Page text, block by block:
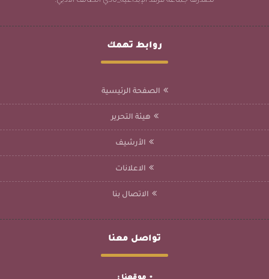
روابط تهمك
الصفحة الرئيسية
هيئة التحرير
الأرشيف
الاعلانات
الاتصال بنا
تواصل معنا